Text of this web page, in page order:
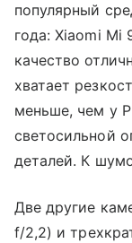
популярный
года: Xiaomi Mi
качество
хватает
меньше, чем у
светосильной
деталей. К
Две другие
f/2,2) и